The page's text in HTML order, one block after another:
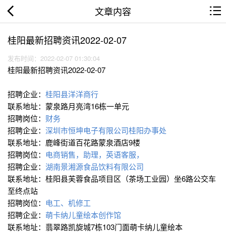
文章内容
桂阳最新招聘资讯2022-02-07
发布时间：2022-02-07 01:30:04
桂阳最新招聘资讯2022-02-07
招聘企业： 桂阳县洋洋商行
联系地址：蒙泉路月亮湾16栋一单元
招聘岗位： 财务
招聘企业： 深圳市恒坤电子有限公司桂阳办事处
联系地址：鹿峰街道百花路蒙泉酒店9楼
招聘岗位： 电商销售，助理，英语客服，
招聘企业： 湖南景湘源食品饮料有限公司
联系地址：桂阳县芙蓉食品项目区（茶场工业园）坐6路公交车
至终点站
招聘岗位： 电工、机修工
招聘企业： 萌卡纳儿童绘本创作馆
联系地址：翡翠路凯旋城7栋103门面萌卡纳儿童绘本